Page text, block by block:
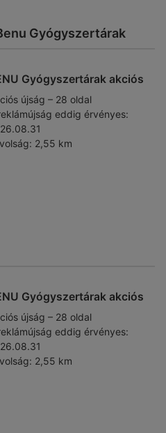
Gyógyszertárak
Gyógyszertárak akciós
újság – 28 oldal
eddig érvényes:
2,55 km
Gyógyszertárak akciós
újság – 28 oldal
eddig érvényes:
2,55 km